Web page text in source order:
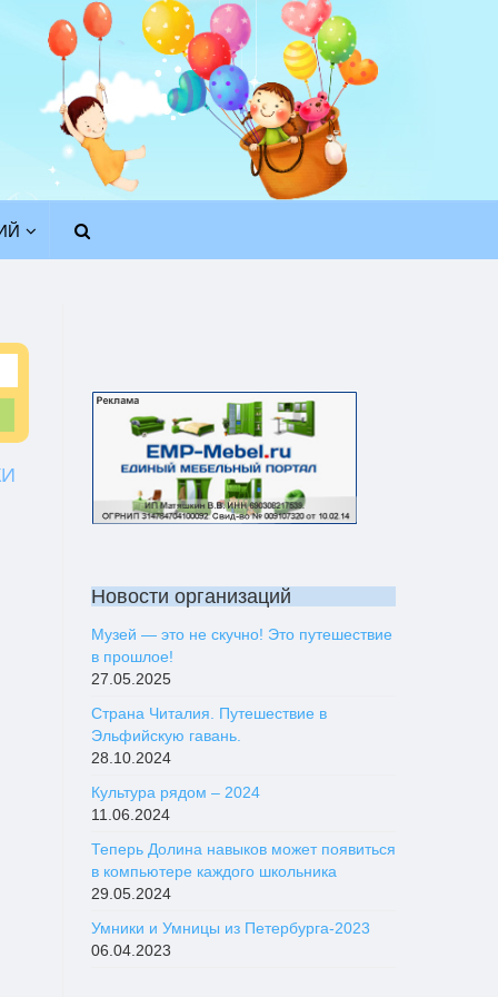
Новости организаций
Музей — это не скучно! Это путешествие
в прошлое!
27.05.2025
Страна Читалия. Путешествие в
Эльфийскую гавань.
28.10.2024
Культура рядом – 2024
11.06.2024
Теперь Долина навыков может появиться
в компьютере каждого школьника
29.05.2024
Умники и Умницы из Петербурга-2023
06.04.2023